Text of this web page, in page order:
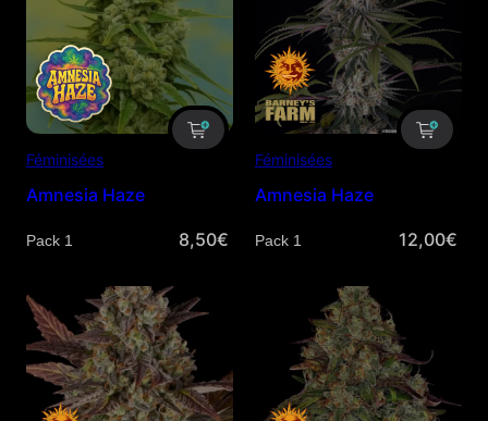
Féminisées
Amnesia Haze
Quantité 8,50€
Féminisées
Amnesia Haze
Quantité 12,00€